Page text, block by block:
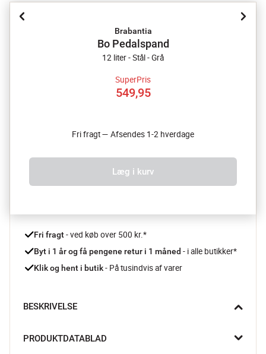
Brabantia
Bo Pedalspand
12 liter - Stål - Grå
SuperPris
549,95
Fri fragt — Afsendes 1-2 hverdage
Læg i kurv
Fri fragt - ved køb over 500 kr.*
Byt i 1 år og få pengene retur i 1 måned - i alle butikker*
Klik og hent i butik - På tusindvis af varer
BESKRIVELSE
pedalspanden fra Brabantia giver dig masser af plads til at
PRODUKTDATABLAD